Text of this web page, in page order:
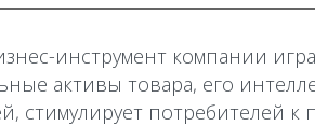
инструмент компании
активы товара, его
стимулирует потребителей